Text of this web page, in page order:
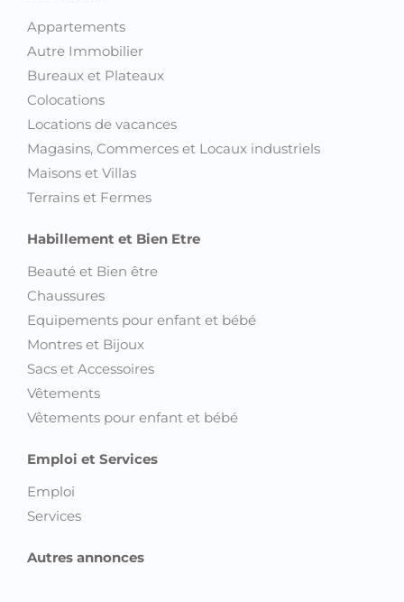
Bureaux et Plateaux
Colocations
Locations de vacances
Magasins, Commerces et Locaux industriels
Maisons et Villas
Terrains et Fermes
Chaussures
Equipements pour enfant et bébé
Montres et Bijoux
Sacs et Accessoires
Vêtements
Vêtements pour enfant et bébé
Services
Autres annonces
Découvrez toutes les annonces